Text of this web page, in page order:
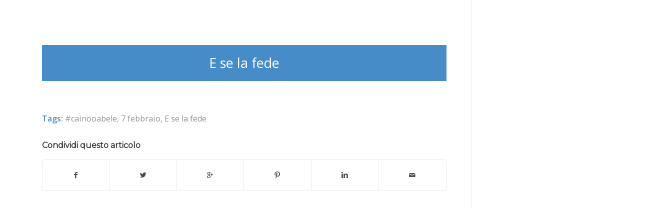
E se la fede
Tags: #cainooabele, 7 febbraio, E se la fede
Condividi questo articolo